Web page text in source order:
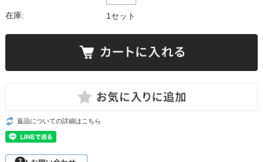
在庫: 1セット
返品についての詳細はこちら